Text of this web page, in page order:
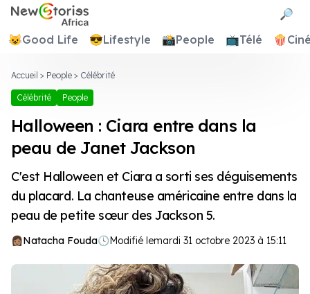
Newstories Africa
🔎
😺Good Life 😎Lifestyle 📸People 📺Télé 🍿
Accueil > People > Célébrité
Célébrité People
Halloween : Ciara entre dans la
peau de Janet Jackson
C'est Halloween et Ciara a sorti ses déguisements
du placard. La chanteuse américaine entre dans la
peau de petite sœur des Jackson 5.
Natacha Fouda🕓Modifié lemardi 31 octobre 2023 à 15:11